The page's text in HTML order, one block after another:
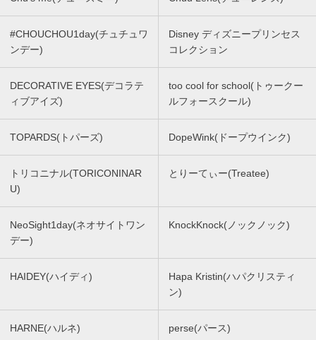
#CHOUCHOU1day(チュチュワ
ンデー)
Disney ディズニープリンセス
コレクション
DECORATIVE EYES(デコラテ
ィブアイズ)
too cool for school(トゥークー
ルフォースクール)
TOPARDS(トパーズ) DopeWink(ドープウインク)
トリコニナル(TORICONINAR
U)
とりーてぃー(Treatee)
NeoSight1day(ネオサイトワン
デー)
KnockKnock(ノックノック)
HAIDEY(ハイディ)
Hapa Kristin(ハパクリスティ
ン)
HARNE(ハルネ) perse(パース)